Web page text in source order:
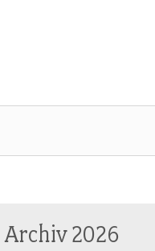
Archiv 2026